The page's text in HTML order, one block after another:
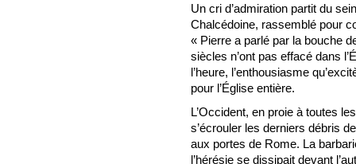
Un cri d’admiration partit du
Chalcédoine, rassemblé pour
« Pierre a parlé par la bouche
siècles n’ont pas effacé dans
l’heure, l’enthousiasme
pour l’Église entière.
L’Occident, en proie à toutes
s’écrouler les derniers débris
aux portes de Rome. La
l’hérésie se dissipait devant